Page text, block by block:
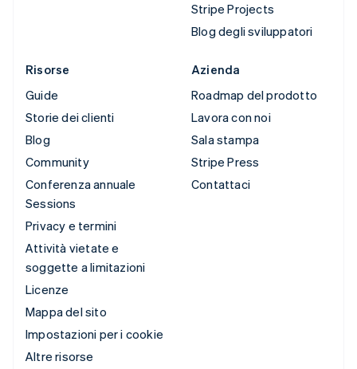
Stripe Projects
Blog degli sviluppatori
Risorse
Guide
Storie dei clienti
Blog
Community
Conferenza annuale
Sessions
Privacy e termini
Attività vietate e
soggette a limitazioni
Licenze
Mappa del sito
Impostazioni per i cookie
Altre risorse
Azienda
Roadmap del prodotto
Lavora con noi
Sala stampa
Stripe Press
Contattaci